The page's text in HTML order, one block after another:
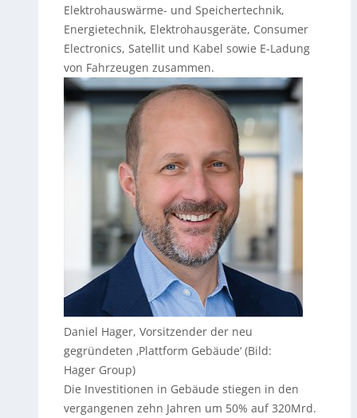
Elektrohauswärme- und Speichertechnik,
Energietechnik, Elektrohausgeräte, Consumer
Electronics, Satellit und Kabel sowie E-Ladung
von Fahrzeugen zusammen.
Daniel Hager, Vorsitzender der neu
gegründeten ‚Plattform Gebäude‘ (Bild:
Hager Group)
Die Investitionen in Gebäude stiegen in den
vergangenen zehn Jahren um 50% auf 320Mrd.